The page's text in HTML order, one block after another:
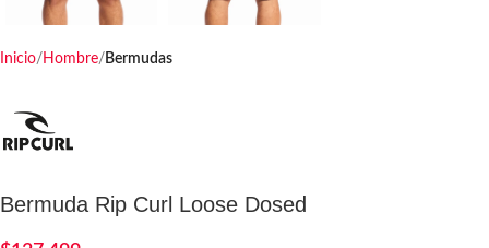
Inicio Hombre Bermudas
Bermuda Rip Curl Loose Dosed